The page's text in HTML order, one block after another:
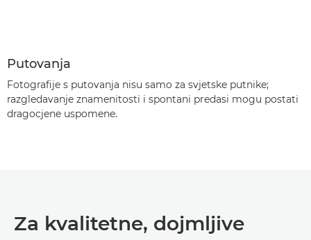
Putovanja
Fotografije s putovanja nisu samo za svjetske putnike;
razgledavanje znamenitosti i spontani predasi mogu postati
dragocjene uspomene.
Za kvalitetne, dojmljive